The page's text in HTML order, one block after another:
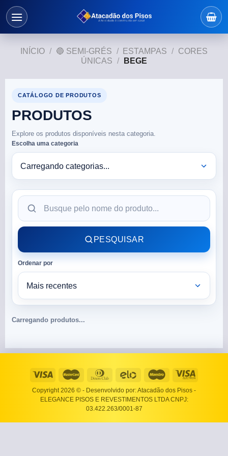
INÍCIO / 🔵 SEMI-GRÉS / ESTAMPAS / CORES
ÚNICAS / BEGE
CATÁLOGO DE PRODUTOS
PRODUTOS
Explore os produtos disponíveis nesta categoria.
Escolha uma categoria
PESQUISAR
Ordenar por
Carregando produtos...
Copyright 2026 © - Desenvolvido por: Atacadão dos Pisos -
ELEGANCE PISOS E REVESTIMENTOS LTDA CNPJ:
03.422.263/0001-87